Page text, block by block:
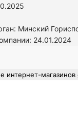
Минский
24.01.2024
интернет-магазинов